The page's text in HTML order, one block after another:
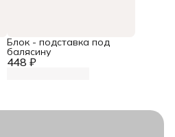
448 ₽
Блок - подставка под
балясину